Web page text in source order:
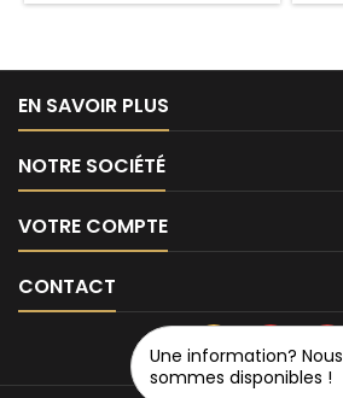
Une information? Nous
sommes disponibles !
EN SAVOIR PLUS
NOTRE SOCIÉTÉ
VOTRE COMPTE
CONTACT